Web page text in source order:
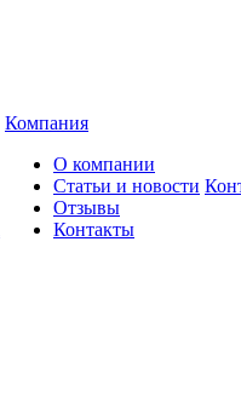
Компания
О компании
Статьи и новости
Отзывы
Контакты